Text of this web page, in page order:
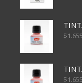
$
$